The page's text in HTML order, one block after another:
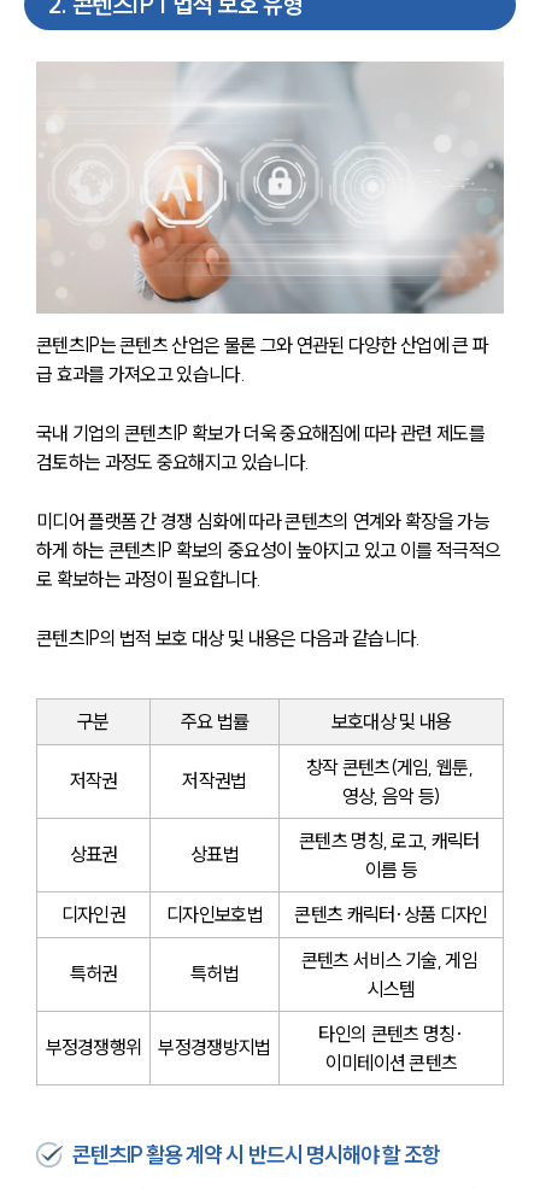
콘텐츠IP는 콘텐츠 산업은 물론 그와 연관된 다양한 산업에 큰 파
급 효과를 가져오고 있습니다.
국내 기업의 콘텐츠IP 확보가 더욱 중요해짐에 따라 관련 제도를
검토하는 과정도 중요해지고 있습니다.
미디어 플랫폼 간 경쟁 심화에 따라 콘텐츠의 연계와 확장을 가능
하게 하는 콘텐츠IP 확보의 중요성이 높아지고 있고 이를 적극적으
로 확보하는 과정이 필요합니다.
콘텐츠IP의 법적 보호 대상 및 내용은 다음과 같습니다.
구분 주요 법률 보호대상 및 내용
저작권 저작권법
창작 콘텐츠(게임, 웹툰,
영상, 음악 등)
상표권 상표법
콘텐츠 명칭, 로고, 캐릭터
이름 등
디자인권
디자인보호법 콘텐츠 캐릭터·상품 디자인
특허권 특허법
콘텐츠 서비스 기술, 게임
시스템
부정경쟁행위 부정경쟁방지법
타인의 콘텐츠 명칭·
이미테이션 콘텐츠
콘텐츠IP 활용 계약 시 반드시 명시해야 할 조항